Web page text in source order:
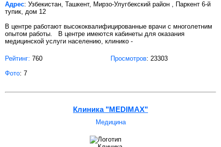
Адрес: Узбекистан, Ташкент, Мирзо-Улугбекский район , Паркент 6-й
тупик, дом 12
В центре работают высококвалифицированные врачи с многолетним
опытом работы. В центре имеются кабинеты для оказания
медицинской услуги населению, клинико -
Рейтинг: 760 Просмотров: 23303
Фото: 7
Клиника "MEDIMAX"
Медицина